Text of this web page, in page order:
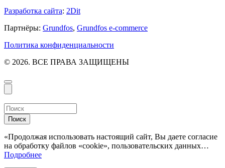
Разработка сайта: 2Dit
Партнёры: Grundfos, Grundfos e-commerce
Политика конфиденциальности
© 2026. ВСЕ ПРАВА ЗАЩИЩЕНЫ
Поиск
«Продолжая использовать настоящий сайт, Вы даете согласие
на обработку файлов «cookie», пользовательских данных…
Подробнее